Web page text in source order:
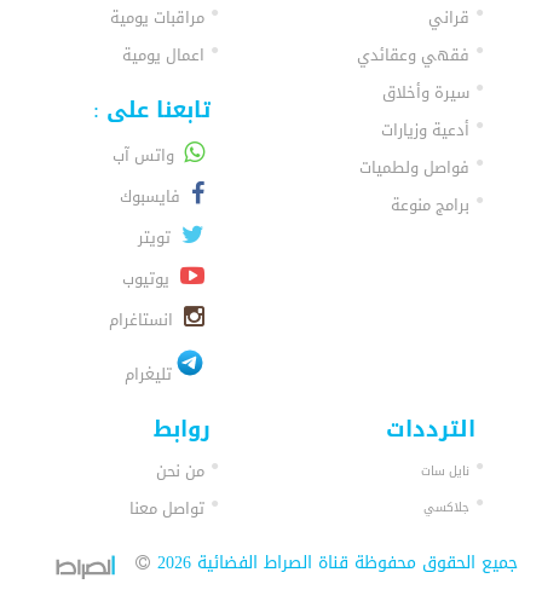
قراني
فقهي وعقائدي
سيرة وأخلاق
أدعية وزيارات
فواصل ولطميات
برامج منوعة
مراقبات يومية
اعمال يومية
تابعنا على :
واتس آب
فايسبوك
تويتر
يوتيوب
انستاغرام
تليغرام
الترددات
نايل سات
جلاكسي
روابط
من نحن
تواصل معنا
جميع الحقوق محفوظة قناة الصراط الفضائية 2026